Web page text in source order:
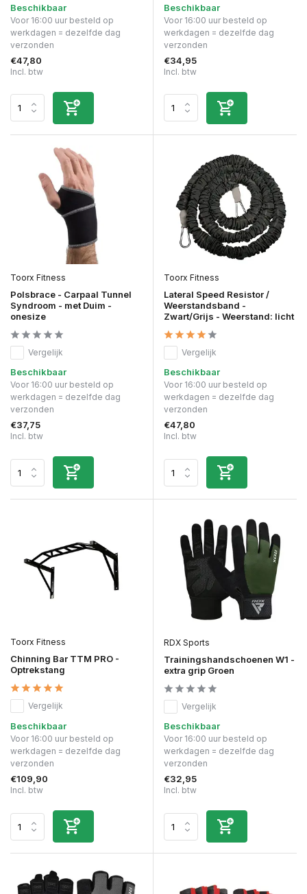
Beschikbaar
Voor 16:00 uur besteld op
werkdagen = dezelfde dag
verzonden
€47,80
Incl. btw
Beschikbaar
Voor 16:00 uur besteld op
werkdagen = dezelfde dag
verzonden
€34,95
Incl. btw
Toorx Fitness
Polsbrace - Carpaal Tunnel
Syndroom - met Duim -
onesize
Vergelijk
Beschikbaar
Voor 16:00 uur besteld op
werkdagen = dezelfde dag
verzonden
€37,75
Incl. btw
Toorx Fitness
Lateral Speed Resistor /
Weerstandsband -
Zwart/Grijs - Weerstand: licht
Vergelijk
Beschikbaar
Voor 16:00 uur besteld op
werkdagen = dezelfde dag
verzonden
€47,80
Incl. btw
Toorx Fitness
Chinning Bar TTM PRO -
Optrekstang
Vergelijk
Beschikbaar
Voor 16:00 uur besteld op
werkdagen = dezelfde dag
verzonden
€109,90
Incl. btw
RDX Sports
Trainingshandschoenen W1 -
extra grip Groen
Vergelijk
Beschikbaar
Voor 16:00 uur besteld op
werkdagen = dezelfde dag
verzonden
€32,95
Incl. btw